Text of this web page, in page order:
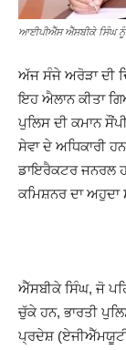
ਆਈਪੀਐੱਸ ਐੱਸਬੀਕੇ ਸਿੰਘ ਨੂੰ
ਅੱਜ ਸੰਜੇ ਅਰੋੜਾ ਦੀ
ਇਹ ਐਲਾਨ ਕੀਤਾ
ਪੁਲਿਸ ਦੀ ਕਮਾਨ
ਸੇਵਾ ਦੇ ਅਧਿਕਾਰੀ
ਡਾਇਰੈਕਟਰ ਜਨਰਲ
ਕਮਿਸ਼ਨਰ ਦਾ ਅਹੁਦਾ
ਐੱਸਬੀਕੇ ਸਿੰਘ, ਜੋ
ਚੁੱਕੇ ਹਨ, ਭਾਰਤੀ
ਪ੍ਰਦੇਸ਼